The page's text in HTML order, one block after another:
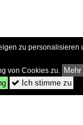
zu
von Cookies zu.
 Ich stimme zu